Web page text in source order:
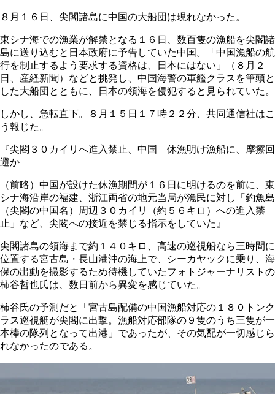
８月１６日、尖閣諸島に中国の大船団は現れなかった。
東シナ海での漁業が解禁となる１６日、数百隻の漁船を尖閣諸
島に送り込むと日本政府に予告していた中国。「中国漁船の航
行を制止するよう要求する資格は、日本にはない」（８月２
日、産経新聞）などと挑発し、中国海警の軍艦クラスを筆頭と
した大船団とともに、日本の領海を侵犯すると見られていた。
しかし、急転直下。８月１５日１７時２２分、共同通信社はこ
う報じた。
『尖閣３０カイリへ進入禁止、中国 休漁明け漁船に、摩擦回
避か
（前略）中国が設けた休漁期間が１６日に明けるのを前に、東
シナ海沿岸の福建、浙江両省の地元当局が漁民に対し「釣魚島
（尖閣の中国名）周辺３０カイリ（約５６キロ）への進入禁
止」など、尖閣への接近を禁じる指示をしていた』
尖閣諸島の領海まで約１４０キロ、高速の巡視船なら三時間に
位置する宮古島・長山港沖の海上で、シーカヤックに乗り、海
保の出動を撮影するため待機していたフォトジャーナリストの
柿谷哲也氏は、数日前から異変を感じていた。
柿谷氏の予測だと「宮古島配備の中国漁船対応の１８０トンク
ラス巡視艇が尖閣に出撃。漁船対応部隊の９隻のうち三隻が一
本棒の隊列となって出港」であったが、その気配が一切感じら
れなかったのである。